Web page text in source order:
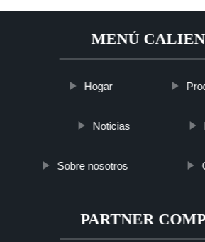
MENÚ
Hogar
Noticias
Sobre nosotros
PARTNER